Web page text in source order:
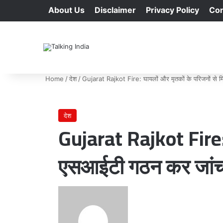
About Us Disclaimer Privacy Policy
Home /देश /Gujarat Rajkot Fire: घायलों और मृतकों के परिजनों से
देश
Gujarat Rajkot
एसआईटी गठन कर